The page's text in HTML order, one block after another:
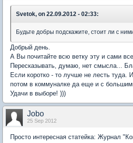
Svetok, on 22.09.2012 - 02:33:
Будьте добры подскажите, стоит ли с
Добрый день.
А Вы почитайте всю ветку эту и сами
Пересказывать, думаю, нет смысла...
Если коротко - то лучше не лесть туда.
потом в коммуналке да еще и с
Удачи в выборе! )))
Jobo
25 Sep 2012
Просто интересная статейка: Журнал